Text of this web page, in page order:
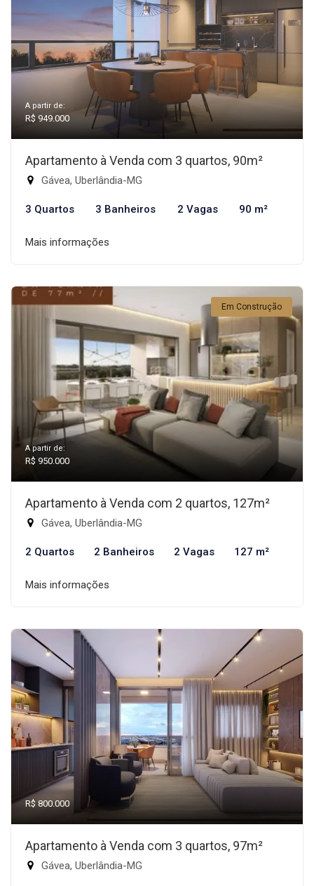
A partir de:
R$ 949.000
Apartamento à Venda com 3 quartos, 90m²
Gávea, Uberlândia-MG
3 Quartos 3 Banheiros 2 Vagas 90 m²
Mais informações
Em Construção
A partir de:
R$ 950.000
Apartamento à Venda com 2 quartos, 127m²
Gávea, Uberlândia-MG
2 Quartos 2 Banheiros 2 Vagas 127 m²
Mais informações
R$ 800.000
Apartamento à Venda com 3 quartos, 97m²
Gávea, Uberlândia-MG